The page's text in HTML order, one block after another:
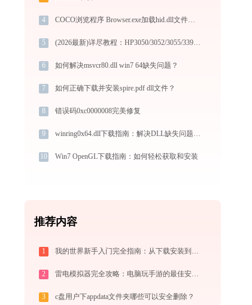
4 COCO浏览程序 Browser.exe加载hid.dll文件丢失处理办法
5 (2026最新)详尽教程：HP3050/3052/3055/3390打印机驱动的正确下载与安装方式
6 如何解决msvcr80.dll win7 64缺失问题？
7 如何正确下载并安装spire.pdf dll文件？
8 错误码0xc0000008完美修复
9 winring0x64.dll下载指南：解决DLL缺失问题的完整方案（32/64位系统通用）官方免费版
10 Win7 OpenGL下载指南：如何轻松获取和安装
推荐内容
1 我的世界新手入门完全指南：从下载安装到生存第一天，一篇讲透
2 雷电模拟器完全攻略：电脑玩手游的最佳安卓模拟器下载安装与优化配置指南
3 c盘用户下appdata文件夹哪些可以安全删除？